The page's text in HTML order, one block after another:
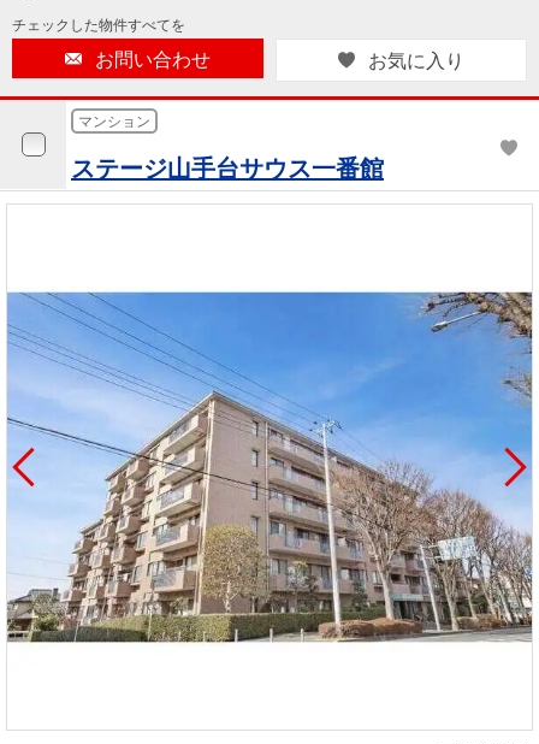
中古
マン
ショ
ンを
探す
築・
中古
建て
を探
資
用
物
件
を
探
す
用物
購入向け
サービス
住宅ロー
ンシミュ
レーショ
住まい1プ
ラス（お
役立ちコ
無
料
査
定
却
相
取り
金額
試算
売却向け
サービス
周辺相場
検索
住まい1プ
ラス（お
役立ちコ
ラム）
住まいと
暮らしの
税金の本
売却ガイ
ド
店舗のご
案内（首
都圏）
古屋）
案内（関
西）
ごあいさ
つ
Way
経営ビジ
ョン
沿革
本社地
ニュース
会社案内
（電子ブ
ック版）
新卒採用
情報
採用情報
法人のお客さま
提携企業にお勤めの方
閉じる
チェックした物件すべてを
お問い合わせ お気に入り
マンション
ステージ山手台サウス一番館